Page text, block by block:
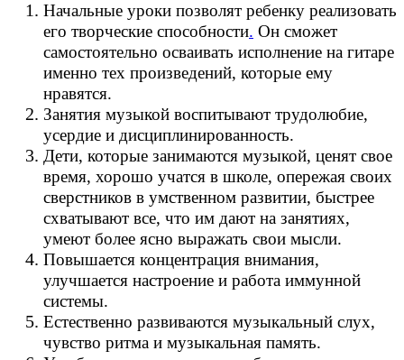
Начальные уроки позволят ребенку реализовать
его творческие способности. Он сможет
самостоятельно осваивать исполнение на гитаре
именно тех произведений, которые ему
нравятся.
Занятия музыкой воспитывают трудолюбие,
усердие и дисциплинированность.
Дети, которые занимаются музыкой, ценят свое
время, хорошо учатся в школе, опережая своих
сверстников в умственном развитии, быстрее
схватывают все, что им дают на занятиях,
умеют более ясно выражать свои мысли.
Повышается концентрация внимания,
улучшается настроение и работа иммунной
системы.
Естественно развиваются музыкальный слух,
чувство ритма и музыкальная память.